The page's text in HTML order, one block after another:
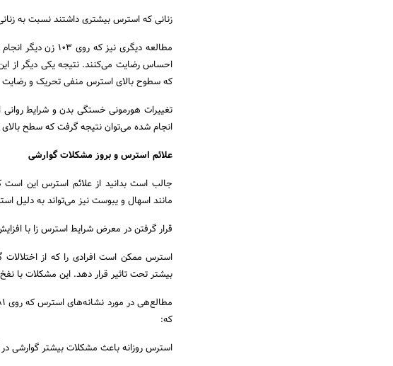
زنانی که استرس بیشتری داشتند نسبت به
مطالعه دیگری نیز
که سطوح بالای استرس منفی تحریک و رضایت
تغییرات هورمونی خستگی بدن و شرایط روانی
انجام شده می‌توان نتیجه گرفت که سطح
علائم استرس و بروز مشکلات گوارشی
جالب است بدانید از علائم استرس این
مانند اسهال و یبوست نیز می‌تواند به دلیل استرس باشد.
قرار گرفتن در معرض شرایط استرس زا با
بیشتر تحت تاثیر قرار دهد. این مشکلات با
که:
استرس روزانه باعث مشکلات بیشتر گوارشی